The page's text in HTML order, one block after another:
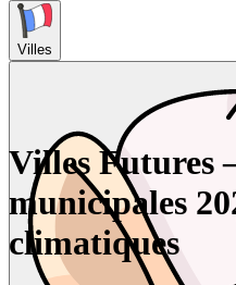
Villes
Villes Futures
municipales
climatiques